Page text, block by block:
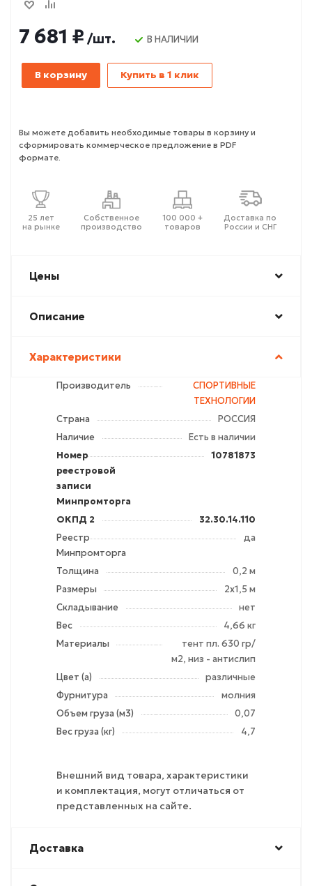
7 681 ₽ /шт. В НАЛИЧИИ
В корзину Купить в 1 клик
Вы можете добавить необходимые товары в корзину и
сформировать коммерческое предложение в PDF
формате.
25 лет
на рынке
Собственное
производство
100 000 +
товаров
Доставка по
России и СНГ
Цены
Описание
Характеристики
Производитель
СПОРТИВНЫЕ
ТЕХНОЛОГИИ
Страна
РОССИЯ
Наличие
Есть в наличии
Номер
реестровой
записи
Минпромторга
10781873
ОКПД 2
32.30.14.110
Реестр
Минпромторга
да
Толщина
0,2 м
Размеры
2х1,5 м
Складывание
нет
Вес
4,66 кг
Материалы
тент пл. 630 гр/
м2, низ - антислип
Цвет (а)
различные
Фурнитура
молния
Объем груза (м3)
0,07
Вес груза (кг)
4,7
Внешний вид товара, характеристики
и комплектация, могут отличаться от
представленных на сайте.
Доставка